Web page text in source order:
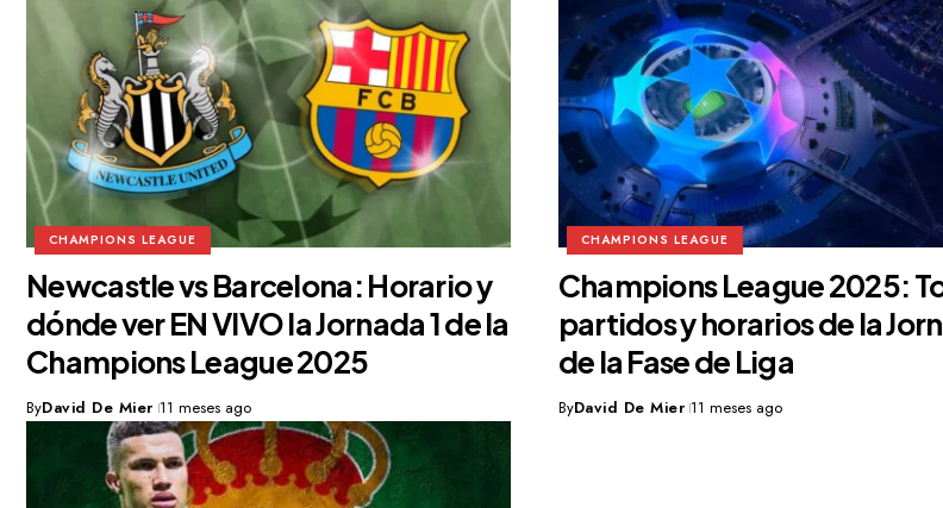
CHAMPIONS LEAGUE
Newcastle vs Barcelona: Horario y
dónde ver EN VIVO la Jornada 1 de la
Champions League 2025
ByDavid De Mier 11 meses ago
CHAMPIONS LEAGUE
Champions League 2025:
partidos y horarios de la
de la Fase de Liga
ByDavid De Mier 11 meses ago